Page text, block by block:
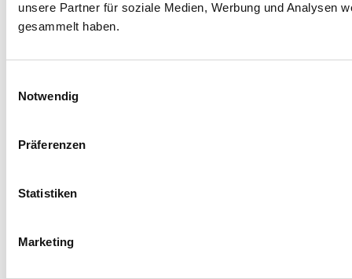
unsere Partner für soziale Medien, Werbung und Analysen
gesammelt haben.
Notwendig
Präferenzen
Statistiken
Marketing